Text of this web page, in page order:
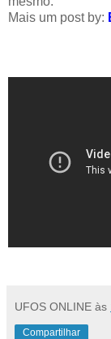
Mais um post by:
UFOS ONLINE às
Compartilhar